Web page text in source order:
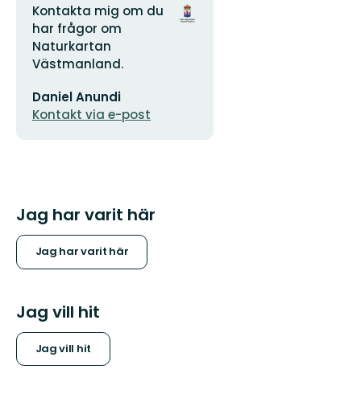
Adress
Kontakta mig om du
har frågor om
Naturkartan
Västmanland.
postadress
Daniel Anundi
Kontakt via e-post
Organisationens
logotyp
Jag har varit här
Jag har varit här
Jag vill hit
Jag vill hit